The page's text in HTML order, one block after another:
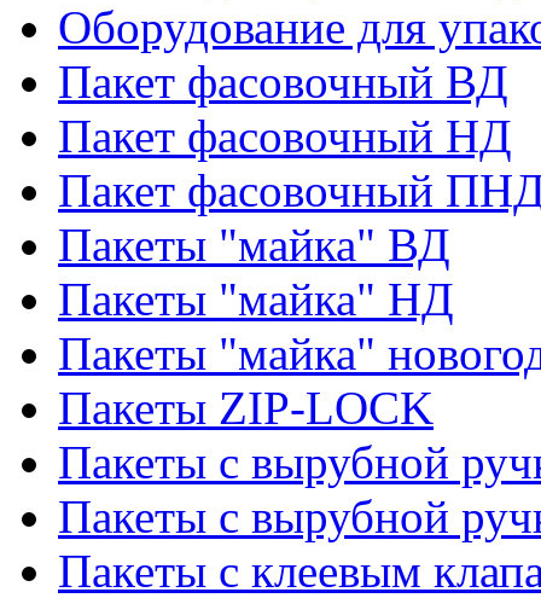
Оборудование для
Пакет фасовочный ВД
Пакет фасовочный НД
Пакет фасовочный
Пакеты "майка" ВД
Пакеты "майка" НД
Пакеты "майка"
Пакеты ZIP-LOCK
Пакеты с вырубной
Пакеты с вырубной
Пакеты с клеевым